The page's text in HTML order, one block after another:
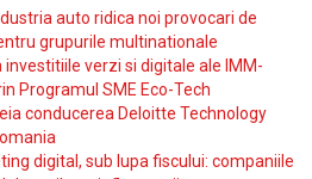
auto ridica noi provocari de
grupurile multinationale
investitiile verzi si digitale ale IMM-
Programul SME Eco-Tech
conducerea Deloitte Technology
digital, sub lupa fiscului: companiile